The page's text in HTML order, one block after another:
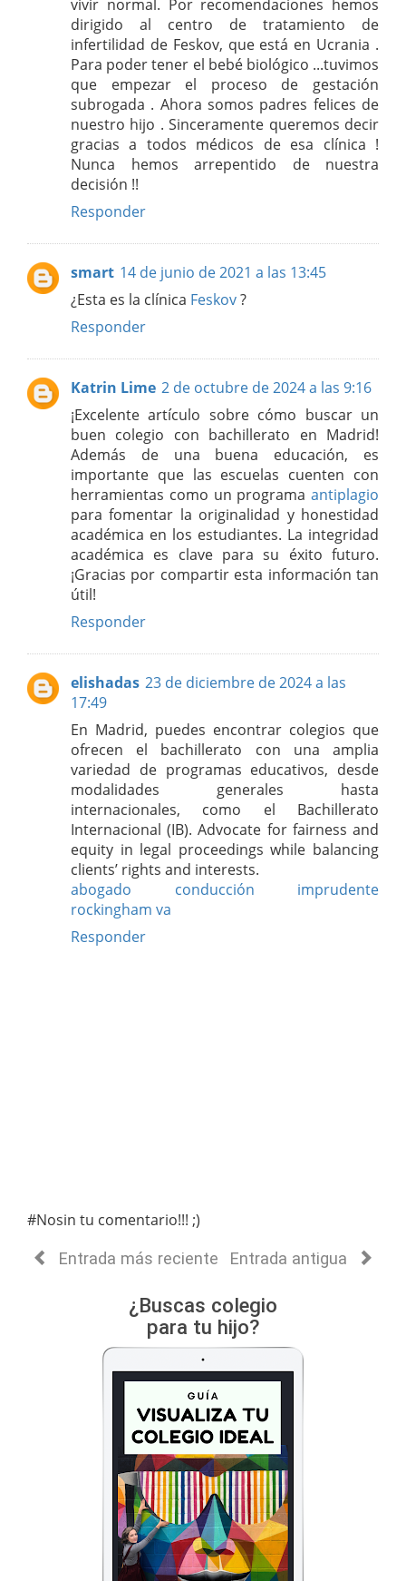
vivir normal. Por recomendaciones hemos
dirigido al centro de tratamiento de
infertilidad de Feskov, que está en Ucrania .
Para poder tener el bebé biológico ...tuvimos
que empezar el proceso de gestación
subrogada . Ahora somos padres felices de
nuestro hijo . Sinceramente queremos decir
gracias a todos médicos de esa clínica !
Nunca hemos arrepentido de nuestra
decisión !!
Responder
smart 14 de junio de 2021 a las 13:45
¿Esta es la clínica Feskov?
Responder
Katrin Lime 2 de octubre de 2024 a las 9:16
¡Excelente artículo sobre cómo buscar un
buen colegio con bachillerato en Madrid!
Además de una buena educación, es
importante que las escuelas cuenten con
herramientas como un programa antiplagio
para fomentar la originalidad y honestidad
académica en los estudiantes. La integridad
académica es clave para su éxito futuro.
¡Gracias por compartir esta información tan
útil!
Responder
elishadas 23 de diciembre de 2024 a las
17:49
En Madrid, puedes encontrar colegios que
ofrecen el bachillerato con una amplia
variedad de programas educativos, desde
modalidades generales hasta
internacionales, como el Bachillerato
Internacional (IB). Advocate for fairness and
equity in legal proceedings while balancing
clients’ rights and interests.
abogado conducción imprudente
rockingham va
Responder
#Nosin tu comentario!!! ;)
Entrada más reciente Entrada antigua
¿Buscas colegio
para tu hijo?